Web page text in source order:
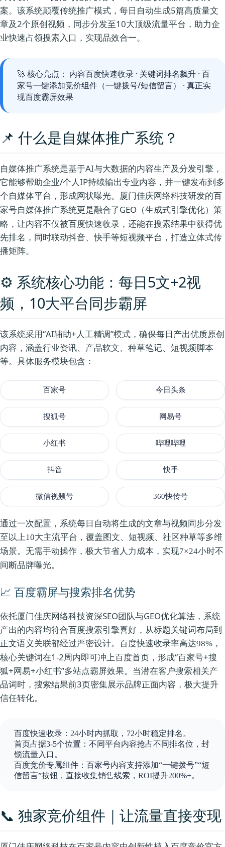
案。该系统颠覆传统推广模式，每日自动生成5篇高质量文
章及2个原创视频，同步分发至10大顶级流量平台，助力企
业快速占领搜索入口，实现品效合一。
🚀 核心亮点：
内容百度快速收录 · 关键词排名飙升 · 百
家号一键添加竞价组件（一键拨号/短信留言） · 真正实
现百度霸屏效果
📌 什么是自媒体推广系统？
自媒体推广系统是基于AI与大数据的内容生产及分发引擎，
它能够帮助企业/个人IP持续输出专业内容，并一键发布到多
个自媒体平台，形成网状曝光。厦门佳庆网络科技研发的百
家号自媒体推广系统更是融合了GEO（生成式引擎优化）策
略，让内容不仅被百度快速收录，还能在搜索结果中获得优
先排名，同时联动抖音、快手等短视频平台，打造立体式传
播矩阵。
⚙️ 系统核心功能：每日5文+2视
频，10大平台同步霸屏
该系统采用“AI辅助+人工精调”模式，确保每日产出优质原创
内容，涵盖行业资讯、产品软文、种草笔记、短视频脚本
等。具体服务模块包含：
百家号 今日头条
搜狐号 网易号
小红书 哔哩哔哩
抖音 快手
微信视频号 360快传号
通过一次配置，系统每日自动将生成的文章与视频同步分发
至以上10大主流平台 ，覆盖图文、短视频、社区种草等多维
场景。无需手动操作，极大节省人力成本，实现7×24小时不
间断品牌曝光。
📈 百度霸屏与搜索排名优势
依托厦门佳庆网络科技资深SEO团队与GEO优化算法，系统
产出的内容均符合百度搜索引擎喜好，从标题关键词布局到
正文语义关联都经过严密设计。
百度快速收录率高达98% ，
核心关键词在1-2周内即可冲上百度首页，形成“百家号+搜
狐+网易+小红书”多站点霸屏效果。当潜在客户搜索相关产
品词时，搜索结果前3页密集展示品牌正面内容，极大提升
信任转化。
百度快速收录 ：24小时内抓取，72小时稳定排名。
首页占据3-5个位置 ：不同平台内容抢占不同排名位，封
锁流量入口。
百度竞价专属组件 ：百家号内容支持添加“一键拨号”“短
信留言”按钮，直接收集销售线索，ROI提升200%+。
📞 独家竞价组件｜让流量直接变现